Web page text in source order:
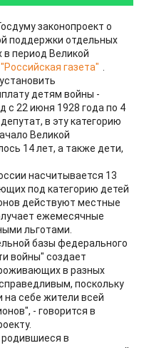
законопроект о
поддержки отдельных
в период Великой
"Российская газета"
детям войны -
с 22 июня 1928 года по 4
в эту категорию
Великой
14 лет, а также дети,
насчитывается 13
под категорию детей
действуют местные
ежемесячные
льготами.
базы федерального
войны" создает
в разных
поскольку
себе жители всей
- говорится в
в